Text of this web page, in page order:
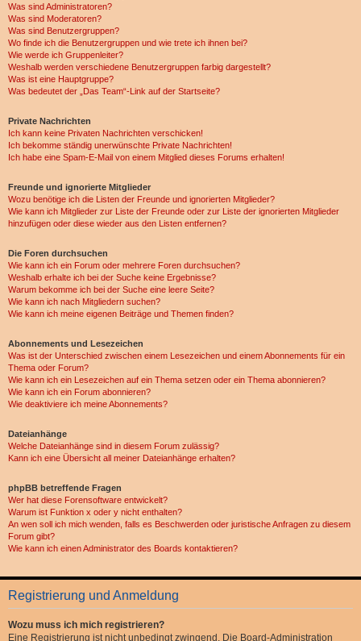
Was sind Administratoren?
Was sind Moderatoren?
Was sind Benutzergruppen?
Wo finde ich die Benutzergruppen und wie trete ich ihnen bei?
Wie werde ich Gruppenleiter?
Weshalb werden verschiedene Benutzergruppen farbig dargestellt?
Was ist eine Hauptgruppe?
Was bedeutet der „Das Team“-Link auf der Startseite?
Private Nachrichten
Ich kann keine Privaten Nachrichten verschicken!
Ich bekomme ständig unerwünschte Private Nachrichten!
Ich habe eine Spam-E-Mail von einem Mitglied dieses Forums erhalten!
Freunde und ignorierte Mitglieder
Wozu benötige ich die Listen der Freunde und ignorierten Mitglieder?
Wie kann ich Mitglieder zur Liste der Freunde oder zur Liste der ignorierten Mitglieder
hinzufügen oder diese wieder aus den Listen entfernen?
Die Foren durchsuchen
Wie kann ich ein Forum oder mehrere Foren durchsuchen?
Weshalb erhalte ich bei der Suche keine Ergebnisse?
Warum bekomme ich bei der Suche eine leere Seite?
Wie kann ich nach Mitgliedern suchen?
Wie kann ich meine eigenen Beiträge und Themen finden?
Abonnements und Lesezeichen
Was ist der Unterschied zwischen einem Lesezeichen und einem Abonnements für ein
Thema oder Forum?
Wie kann ich ein Lesezeichen auf ein Thema setzen oder ein Thema abonnieren?
Wie kann ich ein Forum abonnieren?
Wie deaktiviere ich meine Abonnements?
Dateianhänge
Welche Dateianhänge sind in diesem Forum zulässig?
Kann ich eine Übersicht all meiner Dateianhänge erhalten?
phpBB betreffende Fragen
Wer hat diese Forensoftware entwickelt?
Warum ist Funktion x oder y nicht enthalten?
An wen soll ich mich wenden, falls es Beschwerden oder juristische Anfragen zu diesem
Forum gibt?
Wie kann ich einen Administrator des Boards kontaktieren?
Registrierung und Anmeldung
Wozu muss ich mich registrieren?
Eine Registrierung ist nicht unbedingt zwingend. Die Board-Administration